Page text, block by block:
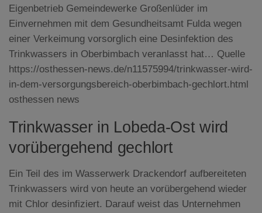
Eigenbetrieb Gemeindewerke Großenlüder im
Einvernehmen mit dem Gesundheitsamt Fulda wegen
einer Verkeimung vorsorglich eine Desinfektion des
Trinkwassers in Oberbimbach veranlasst hat… Quelle
https://osthessen-news.de/n11575994/trinkwasser-wird-
in-dem-versorgungsbereich-oberbimbach-gechlort.html
osthessen news
Trinkwasser in Lobeda-Ost wird
vorübergehend gechlort
Ein Teil des im Wasserwerk Drackendorf aufbereiteten
Trinkwassers wird von heute an vorübergehend wieder
mit Chlor desinfiziert. Darauf weist das Unternehmen